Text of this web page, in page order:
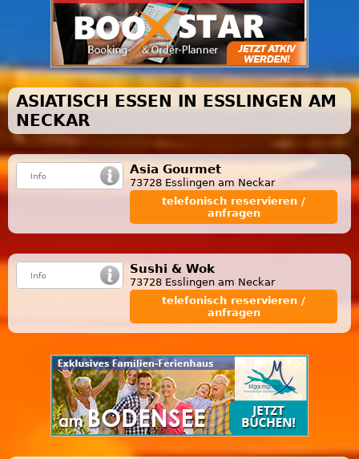
ASIATISCH ESSEN IN ESSLINGEN AM
NECKAR
Asia Gourmet
73728 Esslingen am Neckar
telefonisch reservieren /
anfragen
Sushi & Wok
73728 Esslingen am Neckar
telefonisch reservieren /
anfragen